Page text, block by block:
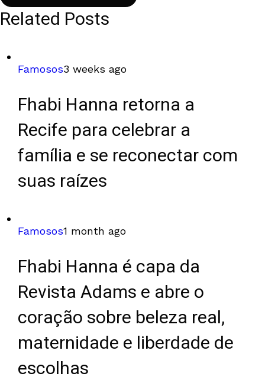
Related Posts
Famosos3 weeks ago
Fhabi Hanna retorna a
Recife para celebrar a
família e se reconectar com
suas raízes
Famosos1 month ago
Fhabi Hanna é capa da
Revista Adams e abre o
coração sobre beleza real,
maternidade e liberdade de
escolhas